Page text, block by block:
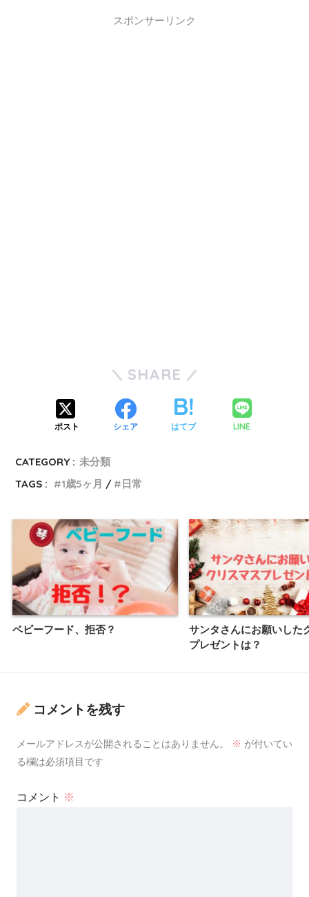
スポンサーリンク
SHARE
ポスト シェア はてブ LINE
CATEGORY : 未分類
TAGS :
1歳5ヶ月 日常
ベビーフード、拒否？
サンタさんにお願いした
プレゼントは？
コメントを残す
メールアドレスが公開されることはありません。 ※ が付いてい
る欄は必須項目です
コメント ※